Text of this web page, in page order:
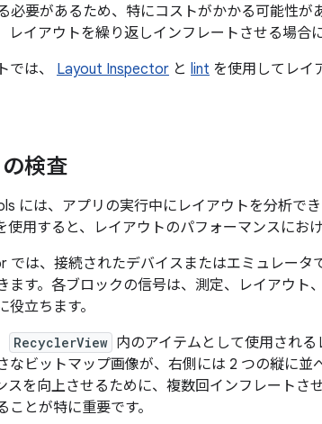
必要があるため、特にコストがかかる可能性が
レイアウトを繰り返しインフレートさせる場合
では、 Layout Inspector と lint を使用してレイ
検査
には、アプリの実行中にレイアウトを分析で
使用すると、レイアウトのパフォーマンスにお
では、接続されたデバイスまたはエミュレータ
ます。各ブロックの信号は、測定、レイアウト
立ちます。
RecyclerView 内のアイテムとして使用され
なビットマップ画像が、右側には 2 つの縦に
スを向上させるために、複数回インフレートさ
ことが特に重要です。